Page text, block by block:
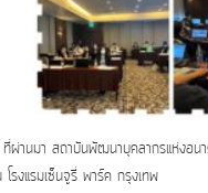
นมา สถาบันพัฒนาบุคลากรแห่งอน
แรมเซ็นจูรี่ พาร์ค กรุงเทพ